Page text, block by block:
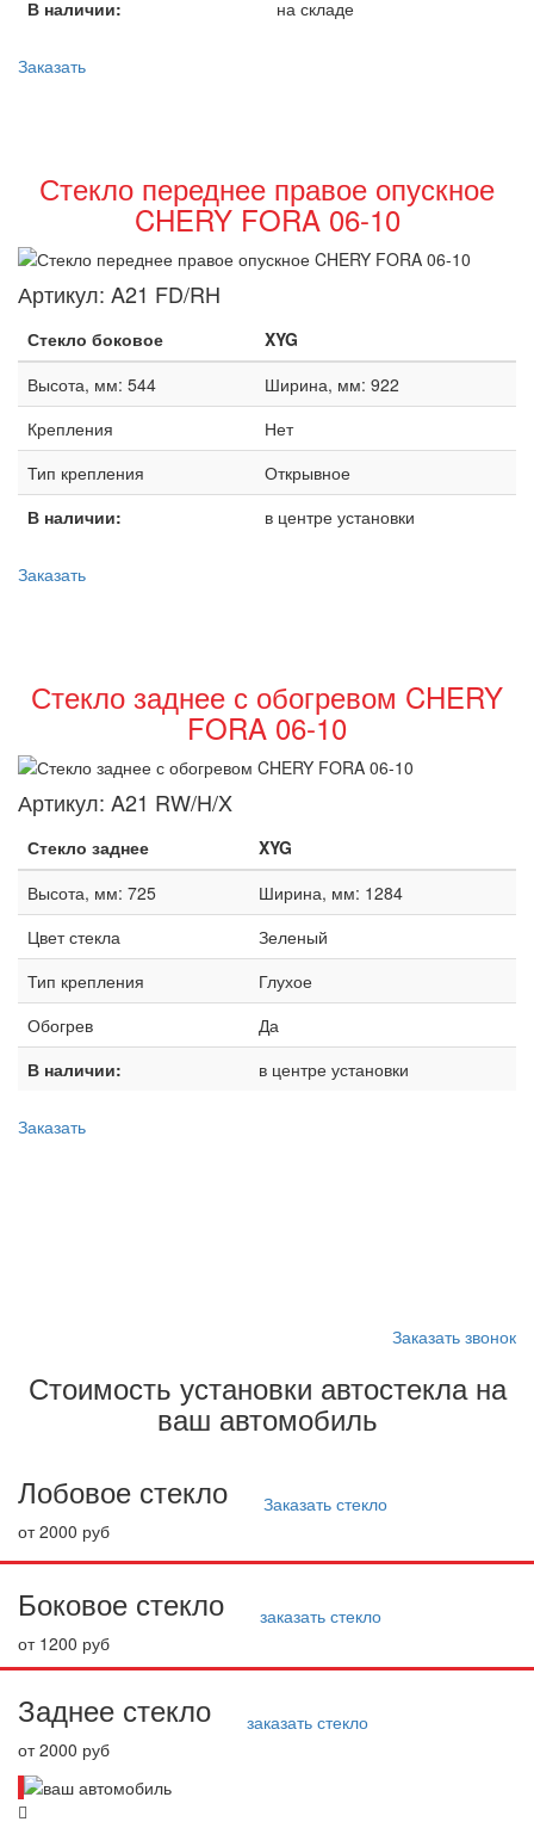
В наличии: на складе
Заказать
Стекло переднее правое опускное
CHERY FORA 06-10
Артикул: A21 FD/RH
Стекло боковое
XYG
Высота, мм: 544
Ширина, мм: 922
Крепления
Нет
Тип крепления
Открывное
В наличии:
в центре установки
Заказать
Стекло заднее с обогревом CHERY
FORA 06-10
Артикул: A21 RW/H/X
Стекло заднее
XYG
Высота, мм: 725
Ширина, мм: 1284
Цвет стекла
Зеленый
Тип крепления
Глухое
Обогрев
Да
В наличии:
в центре установки
Заказать
Заказать звонок
Стоимость установки автостекла на
ваш автомобиль
Лобовое стекло
от 2000 руб
Заказать стекло
Боковое стекло
от 1200 руб
заказать стекло
Заднее стекло
от 2000 руб
заказать стекло